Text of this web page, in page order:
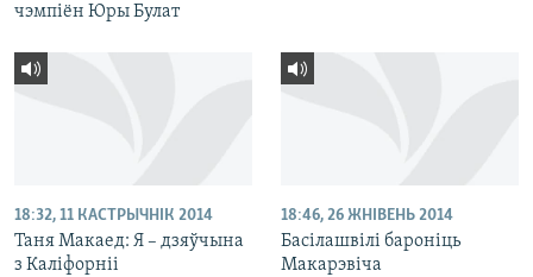
чэмпіён Юры Булат
18:32, 11 КАСТРЫЧНІК 2014
Таня Макаед: Я – дзяўчына
з Каліфорніі
18:46, 26 ЖНІВЕНЬ 2014
Басілашвілі бароніць
Макарэвіча